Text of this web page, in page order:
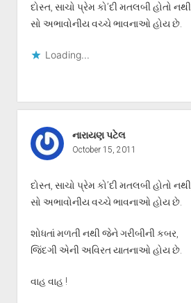
દોસ્ત, સાચો પ્રેમ કો’દી મતલબી હોતો નથી,
સો અભાવોનીય વચ્ચે ભાવનાઓ હોય છે.
Loading...
નારાયણ પટેલ
October 15, 2011
દોસ્ત, સાચો પ્રેમ કો’દી મતલબી હોતો નથી,
સો અભાવોનીય વચ્ચે ભાવનાઓ હોય છે.
શોધતાં મળતી નથી જેને ગરીબીની કબર,
જિંદગી એની અવિરત યાતનાઓ હોય છે.
વાહ વાહ !